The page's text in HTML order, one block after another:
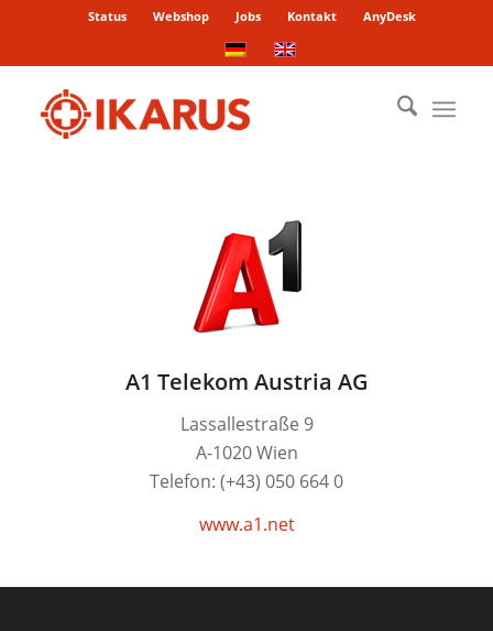
Status Webshop Jobs Kontakt AnyDesk
A1 Telekom Austria AG
Lassallestraße 9
A-1020 Wien
Telefon: (+43) 050 664 0
www.a1.net